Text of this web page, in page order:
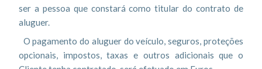
ser a pessoa que constará como titular do contrato de
aluguer.
O pagamento do aluguer do veículo, seguros, proteções
opcionais, impostos, taxas e outros adicionais que o